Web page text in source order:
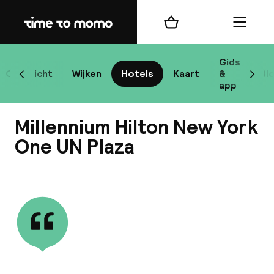
Home
Overzicht Wijken Hotels Kaart
Gids
&
app
Scroll naar links
Winkelmand Menu
Millennium Hilton New York
One UN Plaza